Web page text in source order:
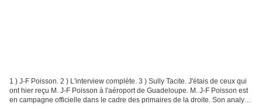
1 ) J-F Poisson. 2 ) L'interview complète. 3 ) Sully Tacite. J'étais de ceux qui
ont hier reçu M. J-F Poisson à l'aéroport de Guadeloupe. M. J-F Poisson est
en campagne officielle dans le cadre des primaires de la droite. Son analyse